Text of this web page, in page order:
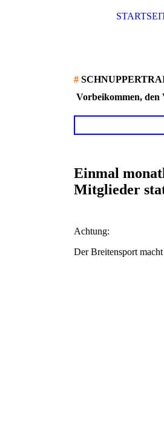
#
Vorbeikommen, den
Einmal
Mitglieder
Achtung:
Der Breitensport